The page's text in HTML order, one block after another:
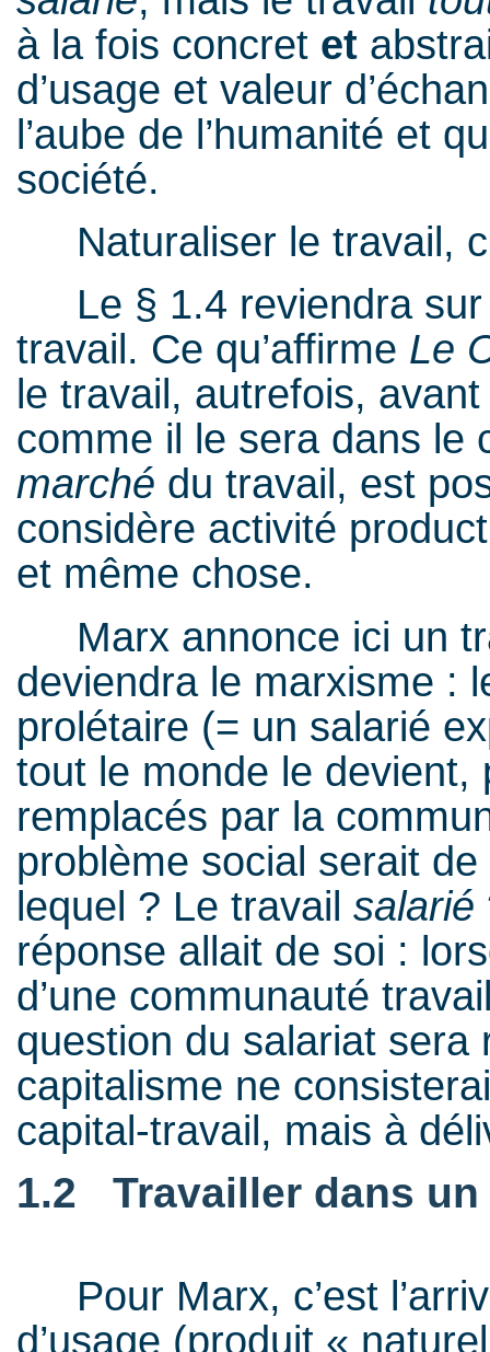
à la fois concret et
d’usage et valeur
l’aube de l’humanité et
société.
Naturaliser le travail,
Le § 1.4 reviendra sur
travail. Ce qu’affirme Le
le travail, autrefois,
comme il le sera dans le
marché du travail, est
considère activité
et même chose.
Marx annonce ici un
deviendra le marxisme :
prolétaire (= un salarié
tout le monde le devient,
remplacés par la
problème social serait
lequel ? Le travail salarié
réponse allait de soi :
d’une communauté
question du salariat sera
capitalisme ne
capital-travail, mais à
1.2 Travailler dans
Pour Marx, c’est
d’usage (produit «